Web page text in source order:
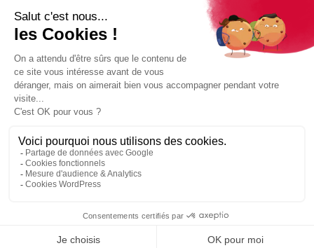
Protection des données